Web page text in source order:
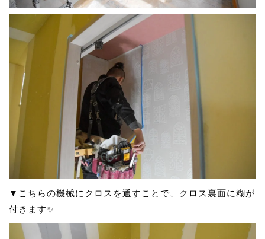
▼こちらの機械にクロスを通すことで、クロス裏面に糊が
付きます✨